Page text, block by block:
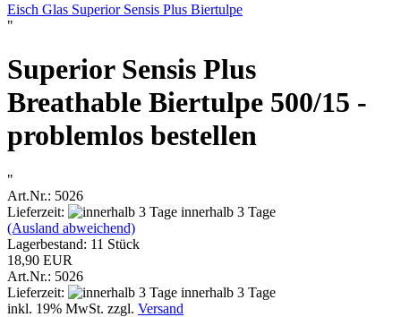
Eisch Glas Superior Sensis Plus Biertulpe
"
Superior Sensis Plus
Breathable Biertulpe 500/15 -
problemlos bestellen
"
Art.Nr.: 5026
Lieferzeit:
innerhalb 3 Tage
(Ausland abweichend)
Lagerbestand: 11 Stück
18,90 EUR
Art.Nr.: 5026
Lieferzeit:
innerhalb 3 Tage
inkl. 19% MwSt. zzgl. Versand